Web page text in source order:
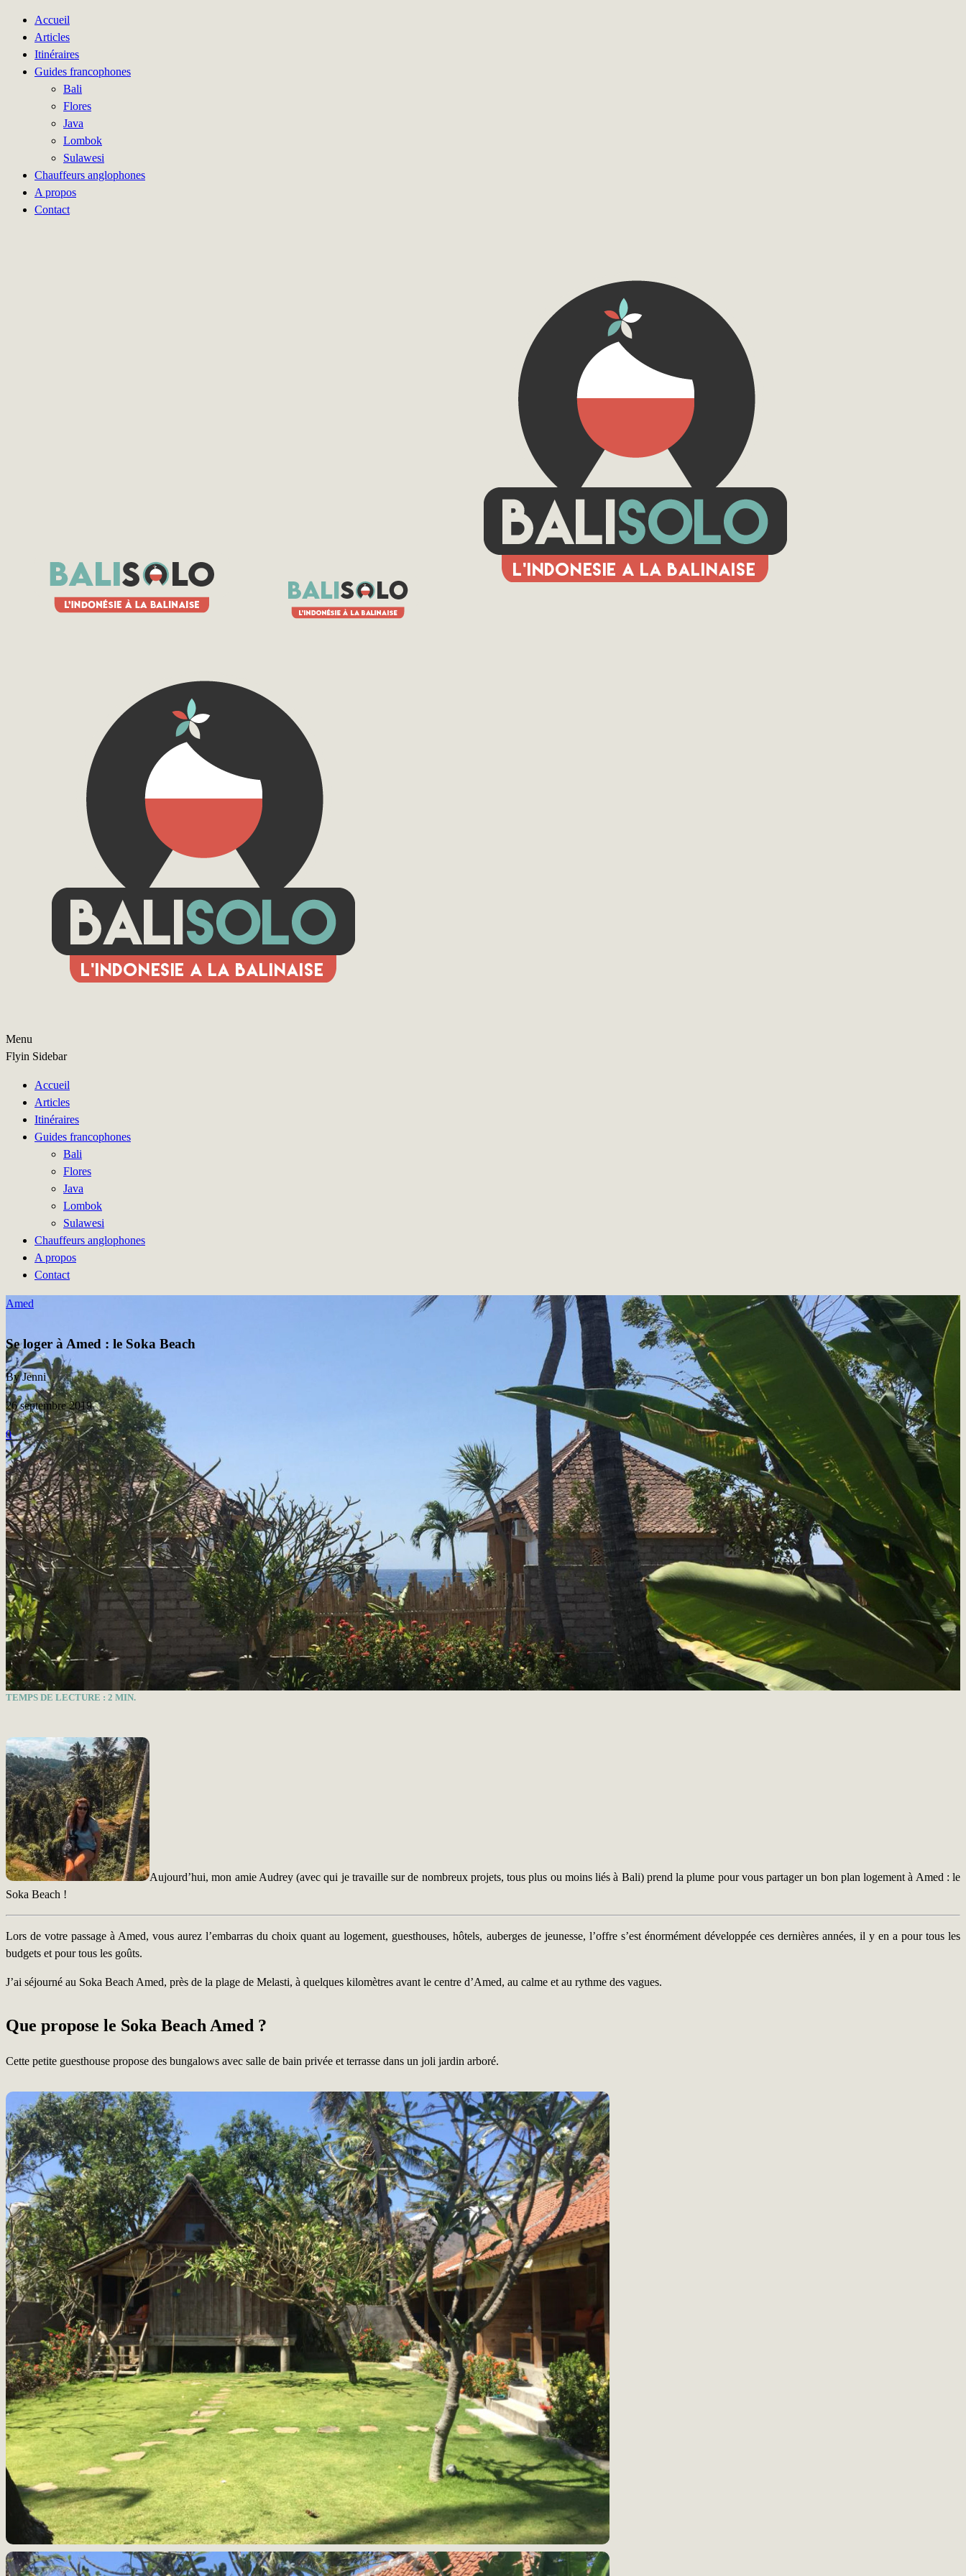
Accueil
Articles
Itinéraires
Guides francophones
Bali
Flores
Java
Lombok
Sulawesi
Chauffeurs anglophones
A propos
Contact
Menu
Flyin Sidebar
Accueil
Articles
Itinéraires
Guides francophones
Bali
Flores
Java
Lombok
Sulawesi
Chauffeurs anglophones
A propos
Contact
Amed
Se loger à Amed : le Soka Beach
By Jenni
26 septembre 2019
0
TEMPS DE LECTURE : 2 MIN.
Aujourd’hui, mon amie Audrey (avec qui je travaille sur de nombreux projets, tous plus ou moins liés à Bali) prend la plume pour vous partager un bon plan logement à Amed : le
Soka Beach !
Lors de votre passage à Amed, vous aurez l’embarras du choix quant au logement, guesthouses, hôtels, auberges de jeunesse, l’offre s’est énormément développée ces dernières années, il y en a pour tous les
budgets et pour tous les goûts.
J’ai séjourné au Soka Beach Amed, près de la plage de Melasti, à quelques kilomètres avant le centre d’Amed, au calme et au rythme des vagues.
Que propose le Soka Beach Amed ?
Cette petite guesthouse propose des bungalows avec salle de bain privée et terrasse dans un joli jardin arboré.